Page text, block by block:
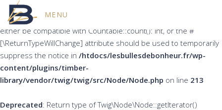
Deprecated
: Return type of Twig\Node\Node::count() should
either be compatible with Countable::count(): int, or the #
[\ReturnTypeWillChange] attribute should be used to temporarily
suppress the notice in /htdocs/lesbullesdebonheur.fr/wp-
content/plugins/timber-
library/vendor/twig/twig/src/Node/Node.php on line 213
Deprecated: Return type of Twig\Node\Node::getIterator()
MENU